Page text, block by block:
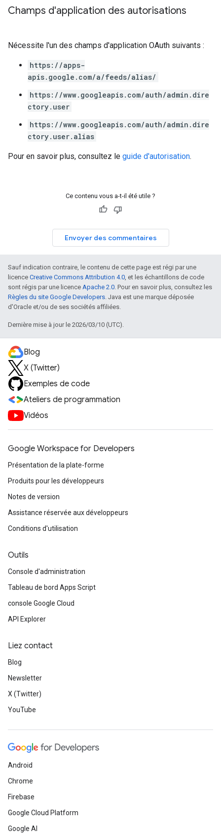
Champs d'application des autorisations
Nécessite l'un des champs d'application OAuth suivants :
https://apps-
apis.google.com/a/feeds/alias/
https://www.googleapis.com/auth/admin.dire
ctory.user
https://www.googleapis.com/auth/admin.dire
ctory.user.alias
Pour en savoir plus, consultez le guide d'autorisation.
Ce contenu vous a-t-il été utile ?
Envoyer des commentaires
Sauf indication contraire, le contenu de cette page est régi par une
licence Creative Commons Attribution 4.0, et les échantillons de code
sont régis par une licence Apache 2.0. Pour en savoir plus, consultez les
Règles du site Google Developers. Java est une marque déposée
d'Oracle et/ou de ses sociétés affiliées.
Dernière mise à jour le 2026/03/10 (UTC).
Blog
X (Twitter)
Exemples de code
Ateliers de programmation
Vidéos
Google Workspace for Developers
Présentation de la plate-forme
Produits pour les développeurs
Notes de version
Assistance réservée aux développeurs
Conditions d'utilisation
Outils
Console d'administration
Tableau de bord Apps Script
console Google Cloud
API Explorer
Liez contact
Blog
Newsletter
X (Twitter)
YouTube
Android
Chrome
Firebase
Google Cloud Platform
Google AI